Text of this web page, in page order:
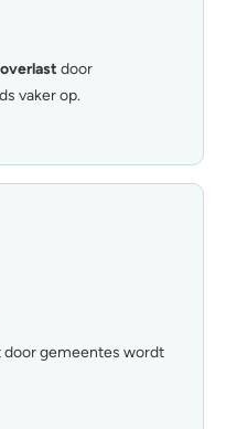
door
vaker op.
door gemeentes wordt